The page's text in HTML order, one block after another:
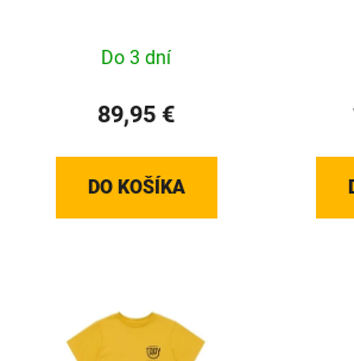
Do 3 dní
89,95 €
DO KOŠÍKA